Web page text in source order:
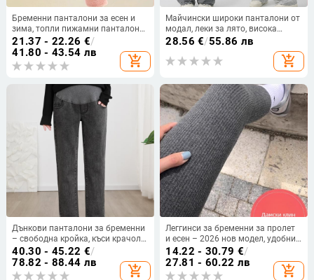
Бременни панталони за есен и
зима, топли пижамни панталони
от коралов флис, дебели,
свободен силует, голям размер,
домашно облекло
21.37 - 22.26 €/
41.80 - 43.54 лв
add_shopping_cart
Майчински широки панталони от
модал, леки за лято, висока
еластичност, абдоминална опора
28.56 €/55.86 лв
add_shopping_cart
Дънкови панталони за бременни
– свободна кройка, къси крачоли,
средна плътност, памук 95% +
спандекс <30%, абдоминална
опора
40.30 - 45.22 €/
78.82 - 88.44 лв
add_shopping_cart
Леггинси за бременни за пролет
и есен – 2026 нов модел, удобни
дълги панталони за бременност
без стягане на корема
14.22 - 30.79 €/
27.81 - 60.22 лв
add_shopping_cart